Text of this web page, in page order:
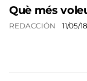
Què més
REDACCIÓN 11/05/18